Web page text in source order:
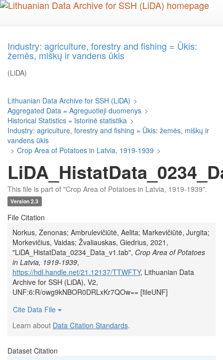
Skip
Industry: agriculture, forestry and fishing = Ūkis:
žemės, miškų ir vandens ūkis
(LiDA)
Lithuanian Data Archive for SSH (LiDA) >
Aggregated Data = Agreguotieji duomenys >
Historical Statistics = Istorinė statistika >
Industry: agriculture, forestry and fishing = Ūkis: žemės, miškų ir
vandens ūkis
> Crop Area of Potatoes in Latvia, 1919-1939 >
This file is part of "Crop Area of Potatoes in Latvia, 1919-1939".
Version 2.3
File Citation
Norkus, Zenonas; Ambrulevičiūtė, Aelita; Markevičiūtė, Jurgita;
Morkevičius, Vaidas; Žvaliauskas, Giedrius, 2021,
"LiDA_HistatData_0234_Data_v1.tab", Crop Area of Potatoes
in Latvia, 1919-1939,
https://hdl.handle.net/21.12137/TTWFTY, Lithuanian Data
Archive for SSH (LiDA), V2,
UNF:6:R/owg9kNBOR0DRLxKr7QOw== [fileUNF]
Cite Data File
Learn about Data Citation Standards.
Dataset Citation